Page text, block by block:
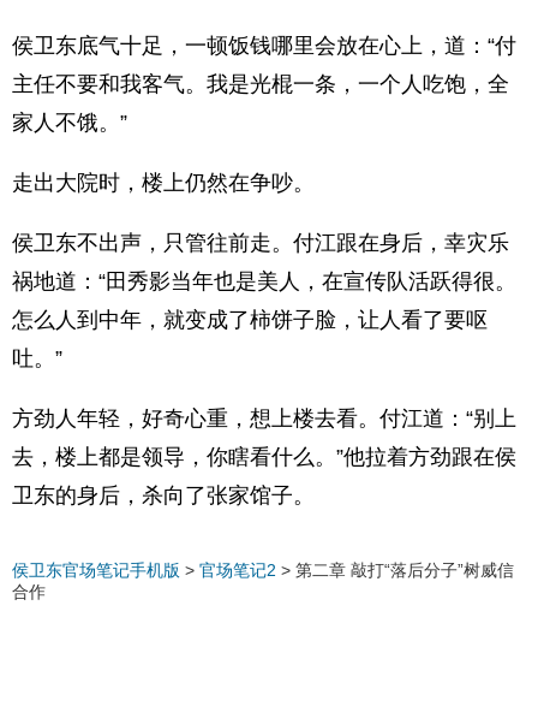
侯卫东底气十足，一顿饭钱哪里会放在心上，道：“付
主任不要和我客气。我是光棍一条，一个人吃饱，全
家人不饿。”
走出大院时，楼上仍然在争吵。
侯卫东不出声，只管往前走。付江跟在身后，幸灾乐
祸地道：“田秀影当年也是美人，在宣传队活跃得很。
怎么人到中年，就变成了柿饼子脸，让人看了要呕
吐。”
方劲人年轻，好奇心重，想上楼去看。付江道：“别上
去，楼上都是领导，你瞎看什么。”他拉着方劲跟在侯
卫东的身后，杀向了张家馆子。
侯卫东官场笔记手机版 > 官场笔记2 > 第二章 敲打“落后分子”树威信
合作